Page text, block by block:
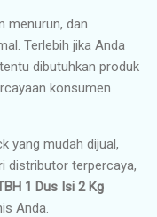
menurun, dan
Terlebih jika Anda
dibutuhkan produk
konsumen
yang mudah dijual,
distributor terpercaya,
1 Dus Isi 2 Kg
Anda.